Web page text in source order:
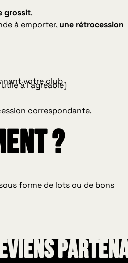
grossit.
à emporter, une rétrocession
votre club
à l’agréable)
correspondante.
?
forme de lots ou de bons